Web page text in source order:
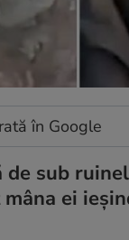
în Google
de sub
ei